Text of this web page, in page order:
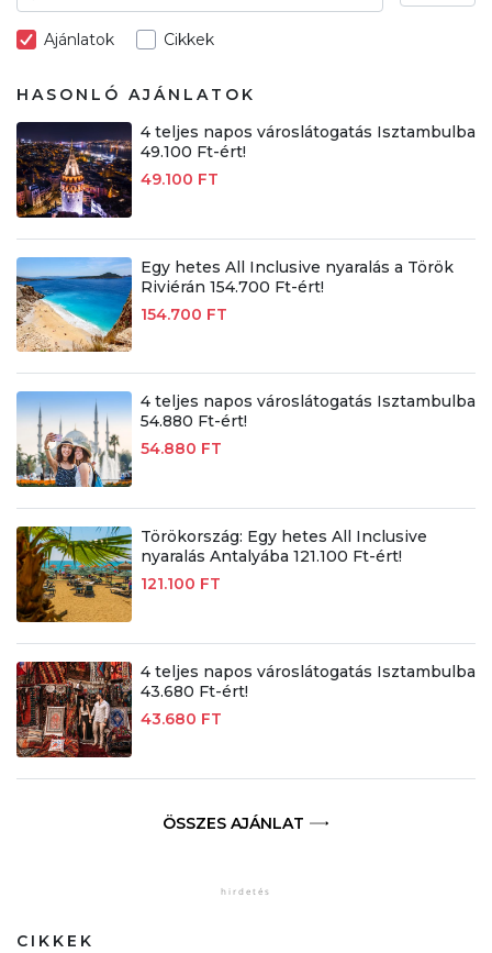
Ajánlatok Cikkek
HASONLÓ AJÁNLATOK
4 teljes napos városlátogatás Isztambulba
49.100 Ft-ért!
49.100 FT
Egy hetes All Inclusive nyaralás a Török
Riviérán 154.700 Ft-ért!
154.700 FT
4 teljes napos városlátogatás Isztambulba
54.880 Ft-ért!
54.880 FT
Törökország: Egy hetes All Inclusive
nyaralás Antalyába 121.100 Ft-ért!
121.100 FT
4 teljes napos városlátogatás Isztambulba
43.680 Ft-ért!
43.680 FT
ÖSSZES AJÁNLAT
CIKKEK